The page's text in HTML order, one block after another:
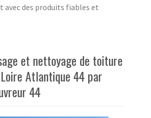
avec des produits fiables et
et nettoyage de toiture
Atlantique 44 par
44